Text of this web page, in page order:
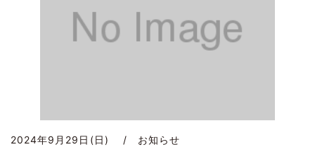
2024年9月29日(日) / お知らせ